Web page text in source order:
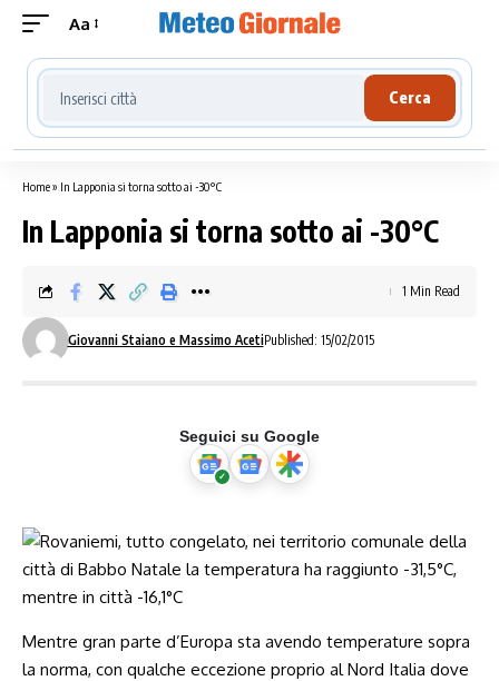
Aa
Cerca località meteo
Cerca
Home» In Lapponia si torna sotto ai -30°C
In Lapponia si torna sotto ai -30°C
Giovanni Staiano e Massimo AcetiPublished: 15/02/2015
1 Min Read
Seguici su Google
Mentre gran parte d’Europa sta avendo temperature sopra
la norma, con qualche eccezione proprio al Nord Italia dove